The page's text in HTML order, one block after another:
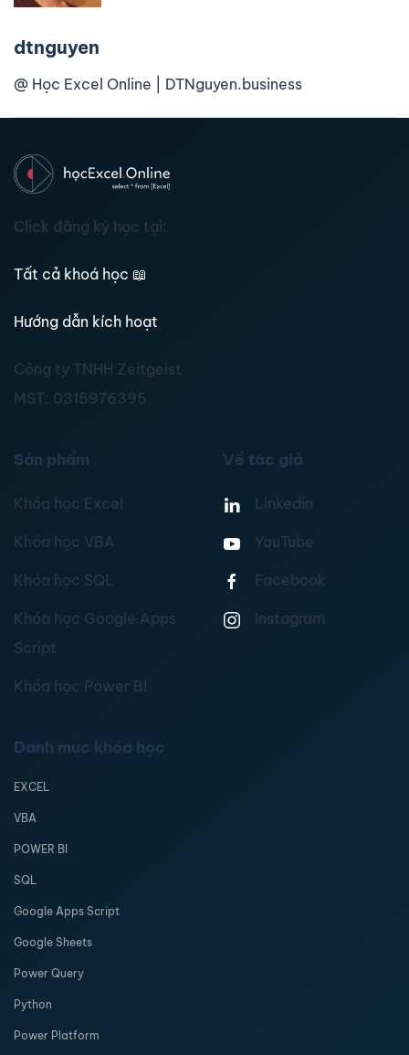
dtnguyen
@ Học Excel Online | DTNguyen.business
Click đăng ký học tại:
Tất cả khoá học 📖
Hướng dẫn kích hoạt
Công ty TNHH Zeitgeist
MST: 0315976395
Sản phẩm
Khóa học Excel
Khóa học VBA
Khóa học SQL
Khóa học Google Apps
Script
Khóa học Power BI
Về tác giả
Linkedin
YouTube
Facebook
Instagram
Danh mục khóa học
EXCEL
VBA
POWER BI
SQL
Google Apps Script
Google Sheets
Power Query
Python
Power Platform